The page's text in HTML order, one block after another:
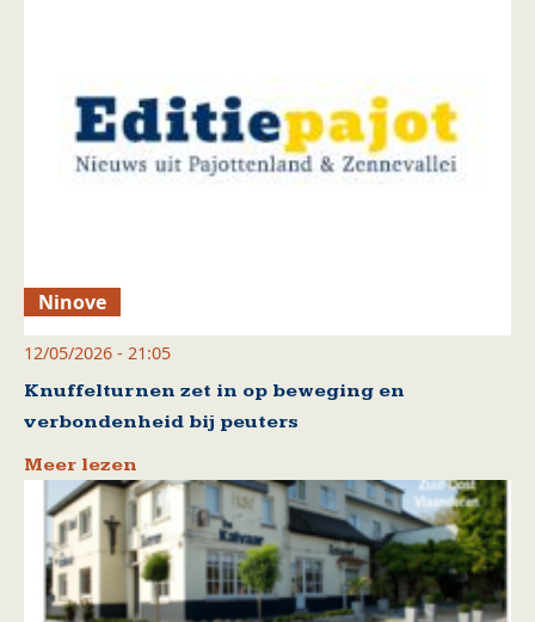
Ninove
12/05/2026 - 21:05
Knuffelturnen zet in op beweging en
verbondenheid bij peuters
Meer lezen